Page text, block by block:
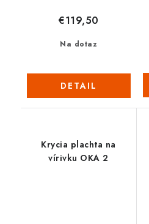
Na dotaz
€119,50
DETAIL
Krycia plachta na
vírivku OKA 2